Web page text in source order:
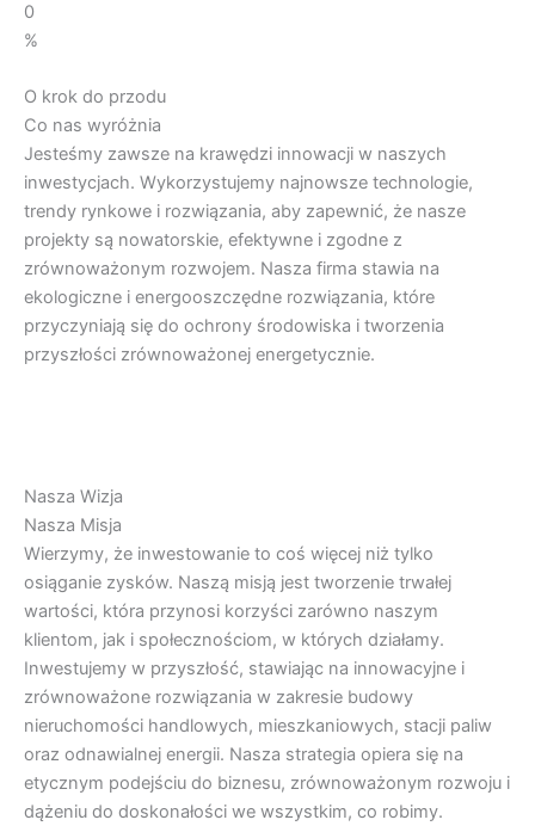
0
%
O krok do przodu
Co nas wyróżnia
Jesteśmy zawsze na krawędzi innowacji w naszych
inwestycjach. Wykorzystujemy najnowsze technologie,
trendy rynkowe i rozwiązania, aby zapewnić, że nasze
projekty są nowatorskie, efektywne i zgodne z
zrównoważonym rozwojem. Nasza firma stawia na
ekologiczne i energooszczędne rozwiązania, które
przyczyniają się do ochrony środowiska i tworzenia
przyszłości zrównoważonej energetycznie.
Nasza Wizja
Nasza Misja
Wierzymy, że inwestowanie to coś więcej niż tylko
osiąganie zysków. Naszą misją jest tworzenie trwałej
wartości, która przynosi korzyści zarówno naszym
klientom, jak i społecznościom, w których działamy.
Inwestujemy w przyszłość, stawiając na innowacyjne i
zrównoważone rozwiązania w zakresie budowy
nieruchomości handlowych, mieszkaniowych, stacji paliw
oraz odnawialnej energii. Nasza strategia opiera się na
etycznym podejściu do biznesu, zrównoważonym rozwoju i
dążeniu do doskonałości we wszystkim, co robimy.